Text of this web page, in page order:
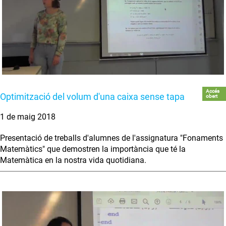
Optimització del volum d'una caixa sense tapa
Accés
obert
1 de maig 2018
Presentació de treballs d'alumnes de l'assignatura "Fonaments
Matemàtics" que demostren la importància que té la
Matemàtica en la nostra vida quotidiana.